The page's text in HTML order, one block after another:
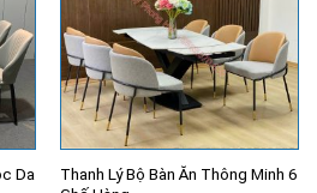
Da
Thanh Lý Bộ Bàn Ăn Thông Minh 6